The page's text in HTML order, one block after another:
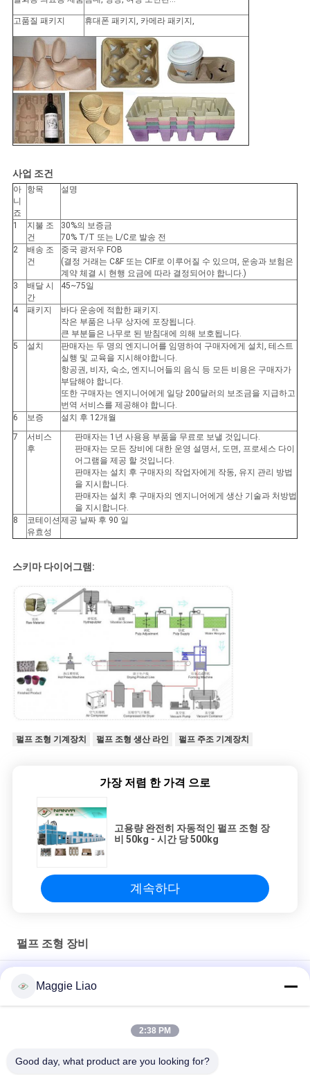
고품질 패키지 휴대폰 패키지, 카메라 패키지,
사업 조건
아
니
죠
항목 설명
1
지불 조
건
30%의 보증금
70% T/T 또는 L/C로 발송 전
2
배송 조
건
중국 광저우 FOB
(결정 거래는 C&F 또는 CIF로 이루어질 수 있으며, 운송과 보험은
계약 체결 시 현행 요금에 따라 결정되어야 합니다.)
3
배달 시
간
45~75일
4 패키지
바다 운송에 적합한 패키지.
작은 부품은 나무 상자에 포장됩니다.
큰 부분들은 나무로 된 받침대에 의해 보호됩니다.
5
설치
판매자는 두 명의 엔지니어를 임명하여 구매자에게 설치, 테스트
실행 및 교육을 지시해야합니다.
항공권, 비자, 숙소, 엔지니어들의 음식 등 모든 비용은 구매자가
부담해야 합니다.
또한 구매자는 엔지니어에게 일당 200달러의 보조금을 지급하고
번역 서비스를 제공해야 합니다.
6
보증
설치 후 12개월
7
서비스
후
판매자는 1년 사용용 부품을 무료로 보낼 것입니다.
판매자는 모든 장비에 대한 운영 설명서, 도면, 프로세스 다이
어그램을 제공 할 것입니다.
판매자는 설치 후 구매자의 작업자에게 작동, 유지 관리 방법
을 지시합니다.
판매자는 설치 후 구매자의 엔지니어에게 생산 기술과 처방법
을 지시합니다.
8
코테이션
유효성
제공 날짜 후 90 일
스키마 다이어그램:
펄프 조형 기계장치 펄프 조형 생산 라인 펄프 주조 기계장치
가장 저렴 한 가격 으로
고용량 완전히 자동적인 펄프 조형 장
비 50kg - 시간 당 500kg
계속하다
펄프 조형 장비
30의 구멍 계란 쟁반을 위한 처분할 수 있는 펄프 조형 기계장치 회
Maggie Liao
2:38 PM
Good day, what product are you looking for?